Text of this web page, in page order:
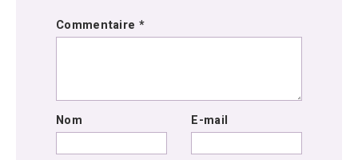
Commentaire *
Nom E-mail